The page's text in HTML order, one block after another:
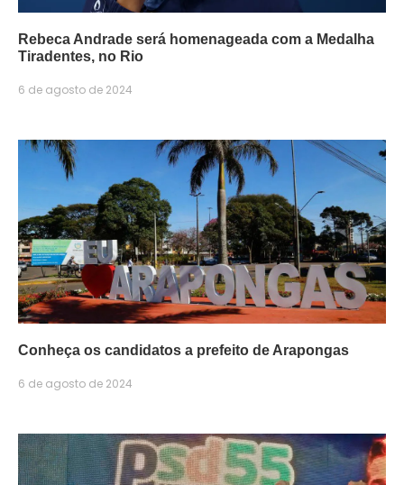
Rebeca Andrade será homenageada com a Medalha
Tiradentes, no Rio
6 de agosto de 2024
Conheça os candidatos a prefeito de Arapongas
6 de agosto de 2024